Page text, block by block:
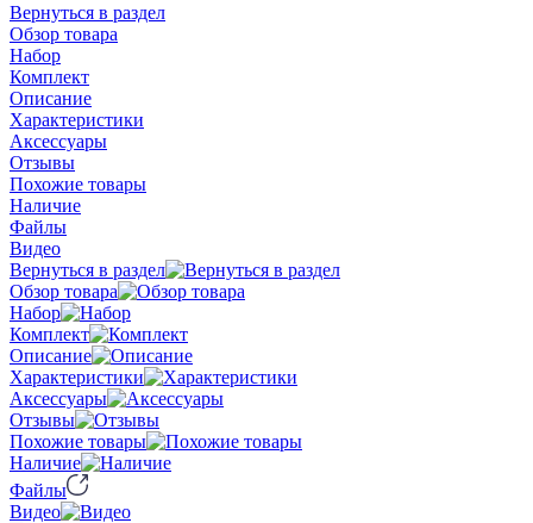
Вернуться в раздел
Обзор товара
Набор
Комплект
Описание
Характеристики
Аксессуары
Отзывы
Похожие товары
Наличие
Файлы
Видео
Вернуться в раздел
Обзор товара
Набор
Комплект
Описание
Характеристики
Аксессуары
Отзывы
Похожие товары
Наличие
Файлы
Видео